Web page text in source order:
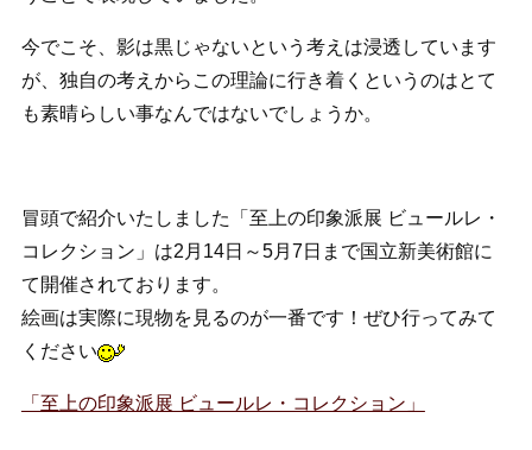
今でこそ、影は黒じゃないという考えは浸透しています
が、独自の考えからこの理論に行き着くというのはとて
も素晴らしい事なんではないでしょうか。
冒頭で紹介いたしました「至上の印象派展 ビュールレ・
コレクション」は2月14日～5月7日まで国立新美術館に
て開催されております。
絵画は実際に現物を見るのが一番です！ぜひ行ってみて
ください
「至上の印象派展 ビュールレ・コレクション」